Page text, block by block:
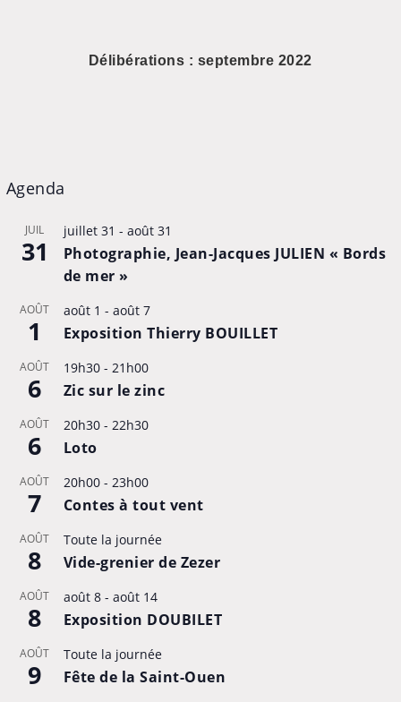
Délibérations : septembre 2022
Agenda
JUIL
31
juillet 31 - août 31
Photographie, Jean-Jacques JULIEN « Bords
de mer »
AOÛT
1
août 1 - août 7
Exposition Thierry BOUILLET
AOÛT
6
19h30- 21h00
Zic sur le zinc
AOÛT
6
20h30- 22h30
Loto
AOÛT
7
20h00- 23h00
Contes à tout vent
AOÛT
8
Toute la journée
Vide-grenier de Zezer
AOÛT
8
août 8- août 14
Exposition DOUBILET
AOÛT
9
Toute la journée
Fête de la Saint-Ouen